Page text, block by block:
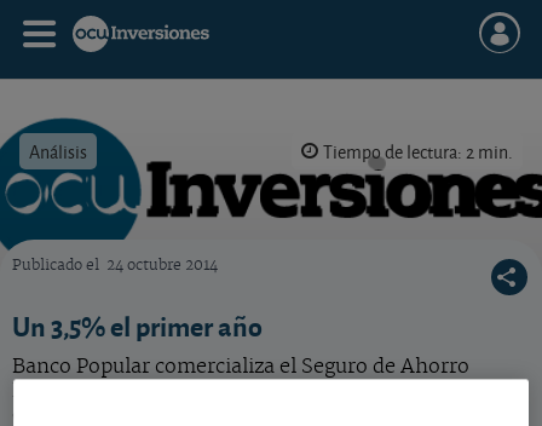
Análisis Tiempo de lectura: 2 min.
Publicado el 24 octubre 2014
Un 3,5% el primer año
Banco Popular comercializa el Seguro de Ahorro